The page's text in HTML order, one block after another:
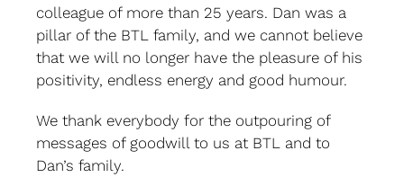
colleague of more than 25 years. Dan was a
pillar of the BTL family, and we cannot believe
that we will no longer have the pleasure of his
positivity, endless energy and good humour.
We thank everybody for the outpouring of
messages of goodwill to us at BTL and to
Dan’s family.